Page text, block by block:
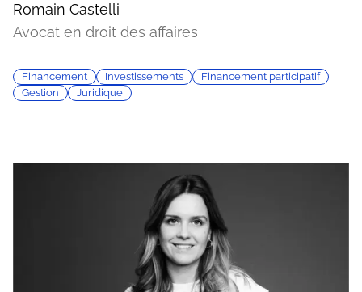
Romain Castelli
Avocat en droit des affaires
Financement Investissements
Financement participatif
Gestion
Juridique